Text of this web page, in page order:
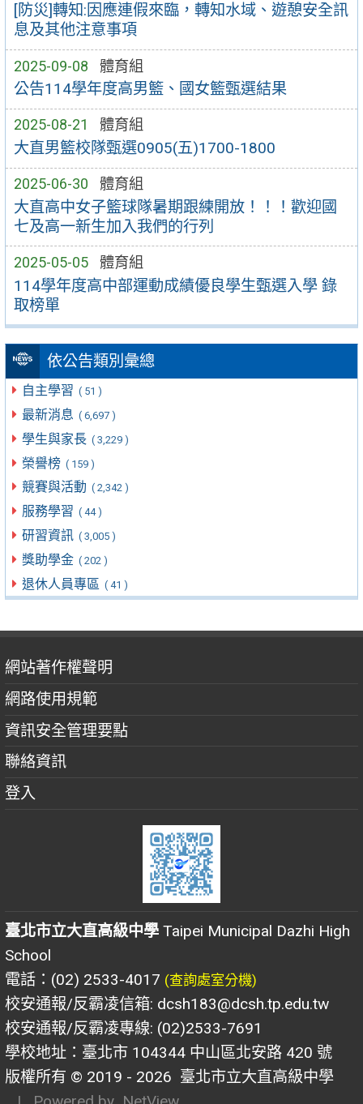
[防災]轉知:因應連假來臨，轉知水域、遊憩安全訊
息及其他注意事項
2025-09-08 體育組
公告114學年度高男籃、國女籃甄選結果
2025-08-21 體育組
大直男籃校隊甄選0905(五)1700-1800
2025-06-30 體育組
大直高中女子籃球隊暑期跟練開放！！！歡迎國
七及高一新生加入我們的行列
2025-05-05 體育組
114學年度高中部運動成績優良學生甄選入學 錄
取榜單
依公告類別彙總
自主學習 ( 51 )
最新消息 ( 6,697 )
學生與家長 ( 3,229 )
榮譽榜 ( 159 )
競賽與活動 ( 2,342 )
服務學習 ( 44 )
研習資訊 ( 3,005 )
獎助學金 ( 202 )
退休人員專區 ( 41 )
網站著作權聲明
網路使用規範
資訊安全管理要點
聯絡資訊
登入
臺北市立大直高級中學 Taipei Municipal Dazhi High
School
電話：(02) 2533-4017 (查詢處室分機)
校安通報/反霸凌信箱: dcsh183@dcsh.tp.edu.tw
校安通報/反霸凌專線: (02)2533-7691
學校地址：臺北市 104344 中山區北安路 420 號
版權所有 © 2019 - 2026 臺北市立大直高級中學